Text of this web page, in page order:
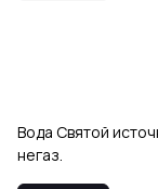
Вода Святой
негаз.